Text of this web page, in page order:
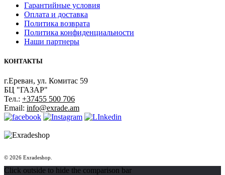
Гарантийные условия
Оплата и доставка
Политика возврата
Политика конфиденциальности
Наши партнеры
КОНТАКТЫ
г.Ереван, ул. Комитас 59
БЦ "ГАЗАР"
Тел.: +37455 500 706
Email: info@exrade.am
© 2026 Exradeshop.
Click outside to hide the comparison bar